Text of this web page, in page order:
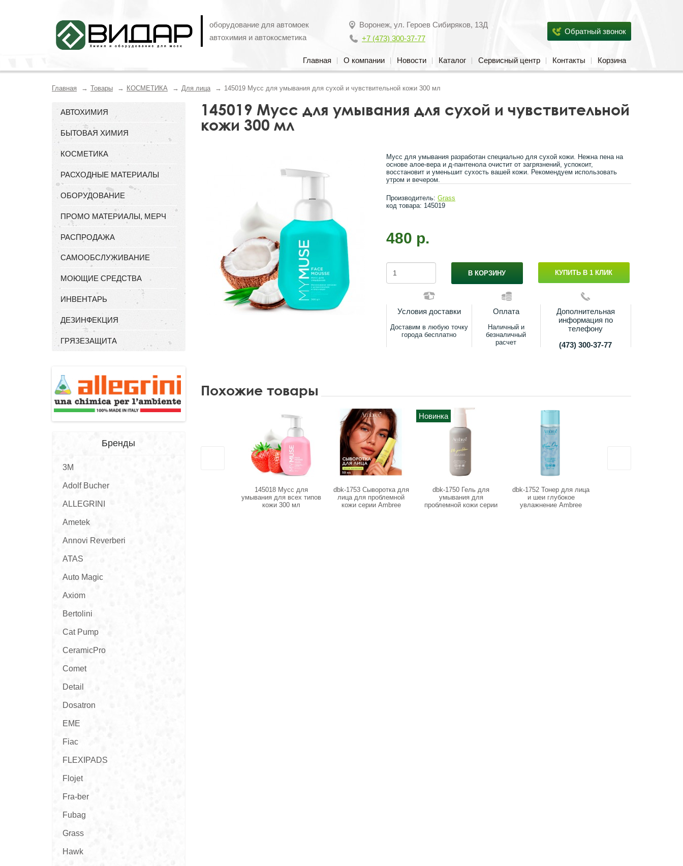
оборудование для автомоек
автохимия и автокосметика
Воронеж, ул. Героев Сибиряков, 13Д
+7 (473) 300-37-77
Обратный звонок
Главная О компании Новости Каталог Сервисный центр Контакты Корзина
Главная Товары КОСМЕТИКА Для лица 145019 Мусс для умывания для сухой и чувствительной кожи 300 мл
АВТОХИМИЯ
БЫТОВАЯ ХИМИЯ
КОСМЕТИКА
РАСХОДНЫЕ МАТЕРИАЛЫ
ОБОРУДОВАНИЕ
ПРОМО МАТЕРИАЛЫ, МЕРЧ
РАСПРОДАЖА
САМООБСЛУЖИВАНИЕ
МОЮЩИЕ СРЕДСТВА
ИНВЕНТАРЬ
ДЕЗИНФЕКЦИЯ
ГРЯЗЕЗАЩИТА
Бренды
3M
Adolf Bucher
ALLEGRINI
Ametek
Annovi Reverberi
ATAS
Auto Magic
Axiom
Bertolini
Cat Pump
CeramicPro
Comet
Detail
Dosatron
EME
Fiac
FLEXIPADS
Flojet
Fra-ber
Fubag
Grass
Hawk
145019 Мусс для умывания для сухой и чувствительной
кожи 300 мл
Мусс для умывания разработан специально для сухой кожи. Нежна пена на
основе алое-вера и д-пантенола очистит от загрязнений, успокоит,
восстановит и уменьшит сухость вашей кожи. Рекомендуем использовать
утром и вечером.
Производитель:Grass
код товара: 145019
480 р.
В КОРЗИНУ КУПИТЬ В 1 КЛИК
Условия доставки
Доставим в любую точку
города бесплатно
Оплата
Наличный и
безналичный
расчет
Дополнительная
информация по
телефону
(473) 300-37-77
Похожие товары
145018 Мусс для
умывания для всех типов
кожи 300 мл
dbk-1753 Сыворотка для
лица для проблемной
кожи серии Ambree
Новинка
dbk-1750 Гель для
умывания для
проблемной кожи серии
dbk-1752 Тонер для лица
и шеи глубокое
увлажнение Ambree